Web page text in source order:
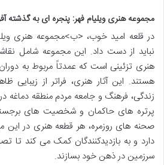
مجموعه هنری ویلیام فهر: پنجره ای به گذشته
در قلعه امید خوب، <ب>مجموعه هنری
نباید از دست داد. این مجموعه شامل
هنری تزئینی است که عمدتاً مربوط به
هستند. این آثار هنری، فراتر از زیبایی
زندگی، فرهنگ و جامعه مردم منطقه دماغه
پرتره های حاکمان و شخصیت های
صحنه های روزمره، هر قطعه هنری در این
دارد و به بازدیدکنندگان کمک می کند تا
سرزمین در ذهن خود بسازند.